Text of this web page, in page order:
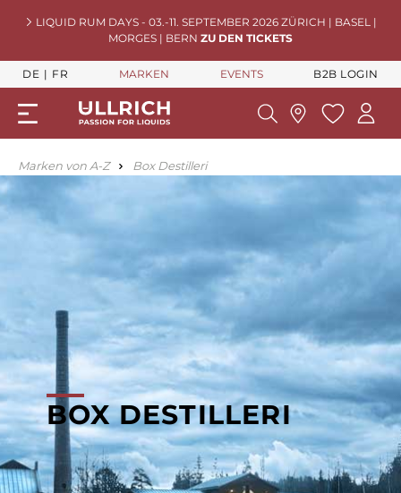
LIQUID RUM DAYS - 03.-11. SEPTEMBER 2026 ZÜRICH | BASEL |
MORGES | BERN ZU DEN TICKETS
DE FR MARKEN EVENTS B2B LOGIN
Marken von A-Z Box Destilleri
BOX DESTILLERI